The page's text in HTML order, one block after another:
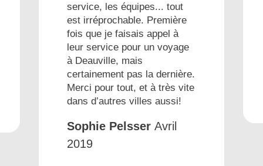
service, les équipes... tout
est irréprochable. Première
fois que je faisais appel à
leur service pour un voyage
à Deauville, mais
certainement pas la dernière.
Merci pour tout, et à très vite
dans d’autres villes aussi!
Sophie Pelsser Avril
2019